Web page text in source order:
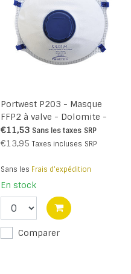
Portwest P203 - Masque
FFP2 à valve - Dolomite -
White - R
€11,53 Sans les taxes SRP
€13,95 Taxes incluses SRP
Sans les Frais d'expédition
En stock
Comparer